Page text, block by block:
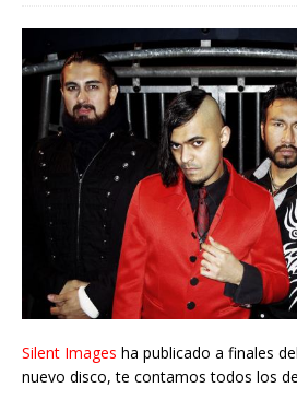
Silent Images ha publicado a finales
nuevo disco, te contamos todos los